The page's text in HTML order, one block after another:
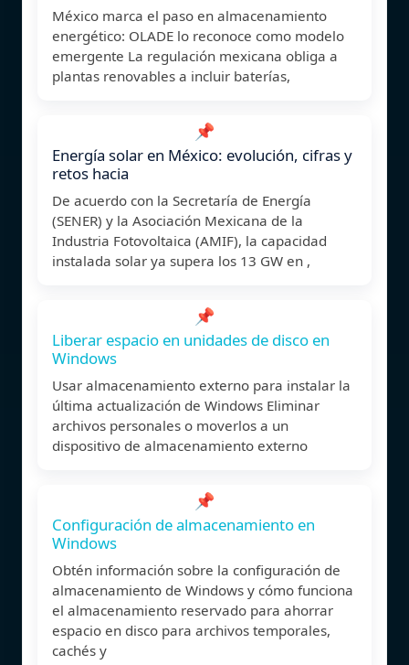
México marca el paso en almacenamiento
energético: OLADE lo reconoce como modelo
emergente La regulación mexicana obliga a
plantas renovables a incluir baterías,
📌
Energía solar en México: evolución, cifras y
retos hacia
De acuerdo con la Secretaría de Energía
(SENER) y la Asociación Mexicana de la
Industria Fotovoltaica (AMIF), la capacidad
instalada solar ya supera los 13 GW en ,
📌
Liberar espacio en unidades de disco en
Windows
Usar almacenamiento externo para instalar la
última actualización de Windows Eliminar
archivos personales o moverlos a un
dispositivo de almacenamiento externo
📌
Configuración de almacenamiento en
Windows
Obtén información sobre la configuración de
almacenamiento de Windows y cómo funciona
el almacenamiento reservado para ahorrar
espacio en disco para archivos temporales,
cachés y